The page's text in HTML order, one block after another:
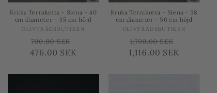
Kruka Terrakotta - Siena - 40
cm diameter - 35 cm höjd
Säljare:
OLIVTRÄDSBUTIKEN
Ordinarie
pris
700.00 SEK
Försäljningspris
476.00 SEK
Kruka Terrakotta - Siena - 58
cm diameter - 50 cm höjd
Säljare:
OLIVTRÄDSBUTIKEN
Ordinarie
pris
1,700.00 SEK
1,116.00 SEK